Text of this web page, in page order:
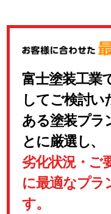
富士塗装工業
してご検討い
ある塗装プラ
とに厳選し、
劣化状況・ご
に最適なプラ
す。